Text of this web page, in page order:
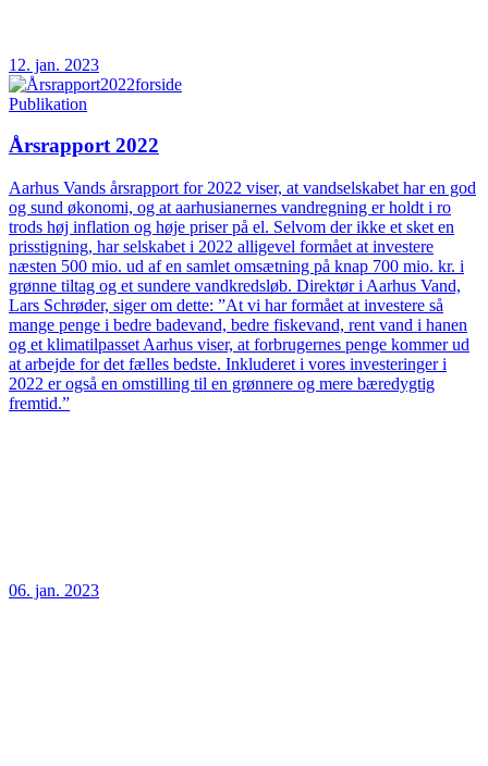
12. jan. 2023
Publikation
Årsrapport 2022
Aarhus Vands årsrapport for 2022 viser, at vandselskabet har en god
og sund økonomi, og at aarhusianernes vandregning er holdt i ro
trods høj inflation og høje priser på el. Selvom der ikke et sket en
prisstigning, har selskabet i 2022 alligevel formået at investere
næsten 500 mio. ud af en samlet omsætning på knap 700 mio. kr. i
grønne tiltag og et sundere vandkredsløb. Direktør i Aarhus Vand,
Lars Schrøder, siger om dette: ”At vi har formået at investere så
mange penge i bedre badevand, bedre fiskevand, rent vand i hanen
og et klimatilpasset Aarhus viser, at forbrugernes penge kommer ud
at arbejde for det fælles bedste. Inkluderet i vores investeringer i
2022 er også en omstilling til en grønnere og mere bæredygtig
fremtid.”
06. jan. 2023